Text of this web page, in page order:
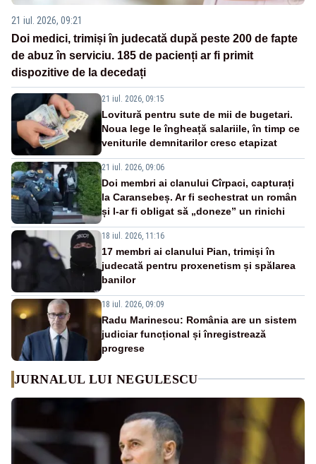
21 iul. 2026, 09:21
Doi medici, trimiși în judecată după peste 200 de fapte
de abuz în serviciu. 185 de pacienți ar fi primit
dispozitive de la decedați
21 iul. 2026, 09:15
Lovitură pentru sute de mii de bugetari.
Noua lege le îngheață salariile, în timp ce
veniturile demnitarilor cresc etapizat
21 iul. 2026, 09:06
Doi membri ai clanului Cîrpaci, capturați
la Caransebeș. Ar fi sechestrat un român
și l-ar fi obligat să „doneze” un rinichi
18 iul. 2026, 11:16
17 membri ai clanului Pian, trimiși în
judecată pentru proxenetism și spălarea
banilor
18 iul. 2026, 09:09
Radu Marinescu: România are un sistem
judiciar funcțional și înregistrează
progrese
JURNALUL LUI NEGULESCU